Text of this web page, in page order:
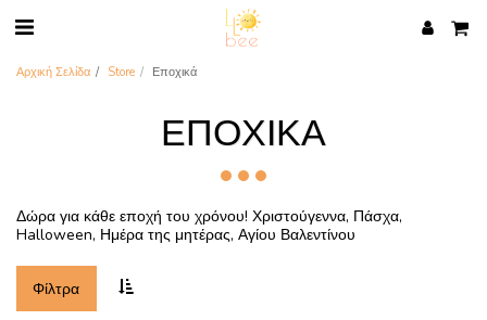
Αρχική Σελίδα Store Εποχικά
ΕΠΟΧΙΚΆ
Δώρα για κάθε εποχή του χρόνου! Χριστούγεννα, Πάσχα,
Halloween, Ημέρα της μητέρας, Αγίου Βαλεντίνου
Φίλτρα